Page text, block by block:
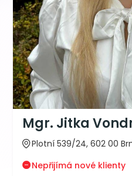
Mgr. Jitka
Plotní 539/24, 602 00
Nepřijímá nové klienty